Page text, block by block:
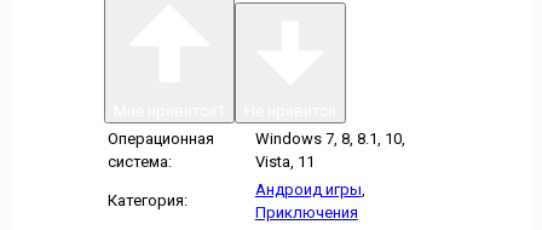
Операционная
система:
Windows 7, 8, 8.1, 10,
Vista, 11
Категория:
Андроид игры,
Приключения